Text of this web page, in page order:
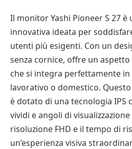
Il monitor Yashi Pioneer S 27 è
innovativa ideata per
utenti più esigenti. Con un
senza cornice, offre un
che si integra perfettamente
lavorativo o domestico.
è dotato di una tecnologia IPS
vividi e angoli di
risoluzione FHD e il tempo di
un’esperienza visiva